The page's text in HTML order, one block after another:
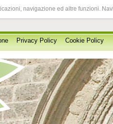
navigazione ed altre funzioni.
Privacy Policy Cookie Policy